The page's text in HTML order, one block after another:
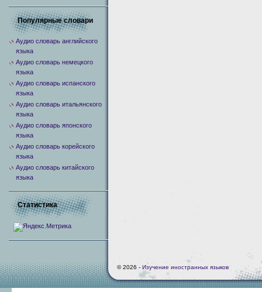
Популярные словари
Аудио словарь английского
языка
Аудио словарь немецкого
языка
Аудио словарь испанского
языка
Аудио словарь итальянского
языка
Аудио словарь японского
языка
Аудио словарь корейского
языка
Аудио словарь китайского
языка
Статистика
© 2026 - Изучение иностранных языков